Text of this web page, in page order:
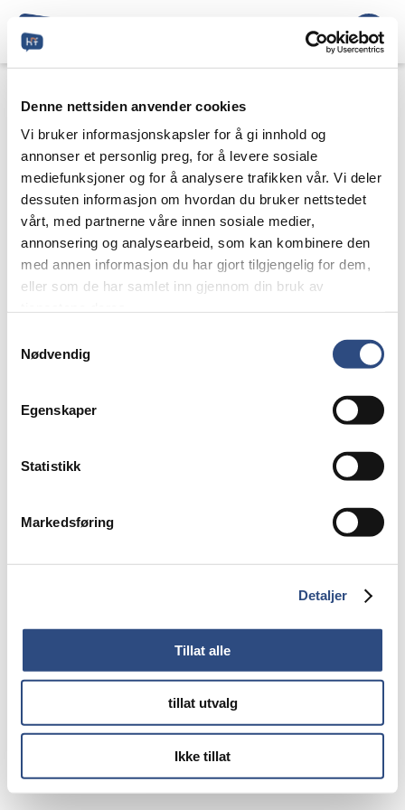
Denne nettsiden anvender cookies
Vi bruker informasjonskapsler for å gi innhold og
annonser et personlig preg, for å levere sosiale
mediefunksjoner og for å analysere trafikken vår. Vi deler
dessuten informasjon om hvordan du bruker nettstedet
vårt, med partnerne våre innen sosiale medier,
annonsering og analysearbeid, som kan kombinere den
med annen informasjon du har gjort tilgjengelig for dem,
eller som de har samlet inn gjennom din bruk av
Nødvendig
Egenskaper
Statistikk
Markedsføring
Detaljer
Tillat alle
tillat utvalg
Ikke tillat